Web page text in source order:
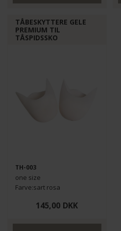
TÅBESKYTTERE GELE
PREMIUM TIL
TÅSPIDSSKO
TH-003
one size
Farve:sart rosa
145,00 DKK